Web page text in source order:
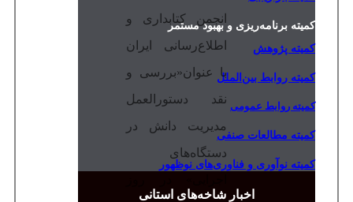
کمیته برنامه‌ریزی و بهبود مستمر
کمیته پژوهش
کمیته روابط بین‌الملل
کمیته روابط عمومی
کمیته مطالعات صنفی
کمیته نوآوری و فناوری‌های نوظهور
اخبار شاخه‌های استانی
انجمن کتابداری و
اطلاع‌رسانی ایران
با عنوان«بررسی و
نقد دستورالعمل
مدیریت دانش در
دستگاه‌های